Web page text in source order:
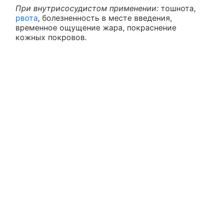
При внутрисосудистом применении: тошнота,
рвота, болезненность в месте введения,
временное ощущение жара, покраснение
кожных покровов.